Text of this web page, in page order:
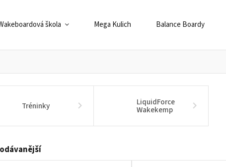
škola Mega Kulich Balance Boardy
Tréninky LiquidForce
Wakekemp